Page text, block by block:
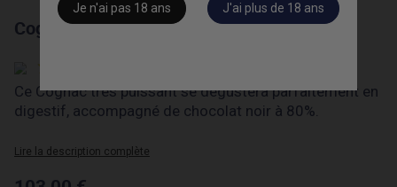
Je n'ai pas 18 ans J'ai plus de 18 ans
Cognac "Barrique 89" - 50cl
Ce Cognac très puissant se dégustera parfaitement en
digestif, accompagné de chocolat noir à 80%.
Lire la description complète